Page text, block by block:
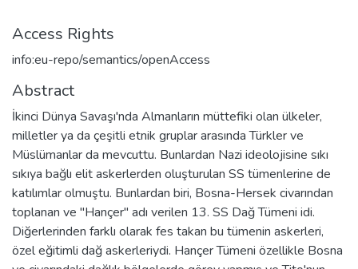
Access Rights
info:eu-repo/semantics/openAccess
Abstract
İkinci Dünya Savaşı'nda Almanların müttefiki olan ülkeler,
milletler ya da çeşitli etnik gruplar arasında Türkler ve
Müslümanlar da mevcuttu. Bunlardan Nazi ideolojisine sıkı
sıkıya bağlı elit askerlerden oluşturulan SS tümenlerine de
katılımlar olmuştu. Bunlardan biri, Bosna-Hersek civarından
toplanan ve "Hançer" adı verilen 13. SS Dağ Tümeni idi.
Diğerlerinden farklı olarak fes takan bu tümenin askerleri,
özel eğitimli dağ askerleriydi. Hançer Tümeni özellikle Bosna